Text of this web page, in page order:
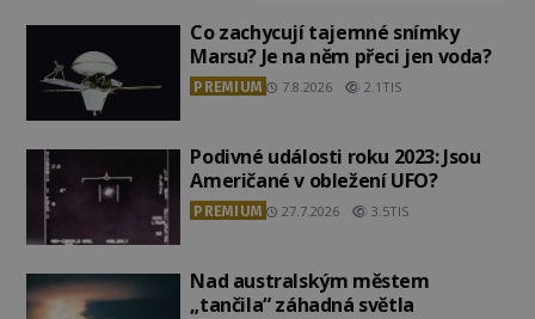
Co zachycují tajemné snímky
Marsu? Je na něm přeci jen voda?
PREMIUM 7.8.2026 2.1TIS
Podivné události roku 2023: Jsou
Američané v obležení UFO?
PREMIUM 27.7.2026 3.5TIS
Nad australským městem
„tančila“ záhadná světla